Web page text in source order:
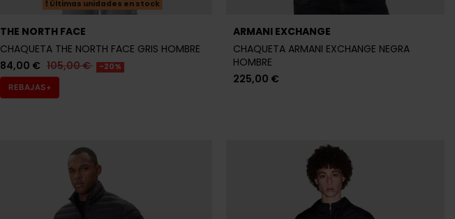
Últimas unidades en stock
THE NORTH FACE
CHAQUETA THE NORTH FACE GRIS HOMBRE
84,00 € 105,00 € -20%
REBAJAS+
ARMANI EXCHANGE
CHAQUETA ARMANI EXCHANGE NEGRA
HOMBRE
225,00 €